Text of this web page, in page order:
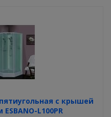
с крышей
L100PR